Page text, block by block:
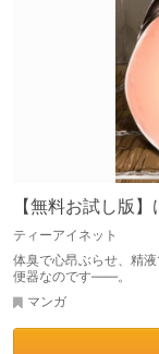
【無料お試し版
ティーアイネット
体臭で心昂ぶらせ、精
便器なのです――。
マンガ